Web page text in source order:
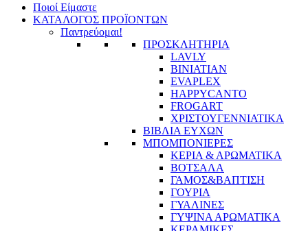
Ποιοί Είμαστε
ΚΑΤΑΛΟΓΟΣ ΠΡΟΪΟΝΤΩΝ
Παντρεύομαι!
ΠΡΟΣΚΛΗΤΗΡΙΑ
LAVLY
BINIATIAN
EVAPLEX
HAPPYCANTO
FROGART
ΧΡΙΣΤΟΥΓΕΝΝΙΑΤΙΚΑ
ΒΙΒΛΙΑ ΕΥΧΩΝ
ΜΠΟΜΠΟΝΙΕΡΕΣ
ΚΕΡΙΑ & ΑΡΩΜΑΤΙΚΑ
ΒΟΤΣΑΛΑ
ΓΑΜΟΣ&ΒΑΠΤΙΣΗ
ΓΟΥΡΙΑ
ΓΥΑΛΙΝΕΣ
ΓΥΨΙΝΑ ΑΡΩΜΑΤΙΚΑ